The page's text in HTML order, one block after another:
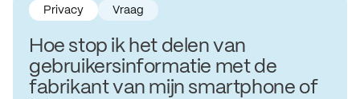
Hoe stop ik het delen van
gebruikersinformatie met de
fabrikant van mijn smartphone of
Privacy Vraag